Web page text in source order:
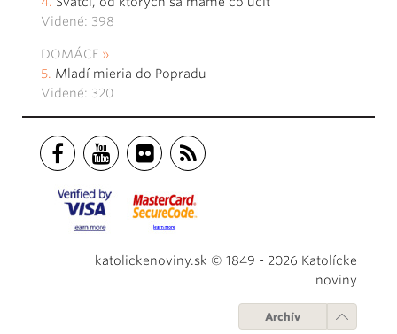
Videné: 398
DOMÁCE
Mladí mieria do Popradu
Videné: 320
katolickenoviny.sk © 1849 - 2026 Katolícke
noviny
Archív